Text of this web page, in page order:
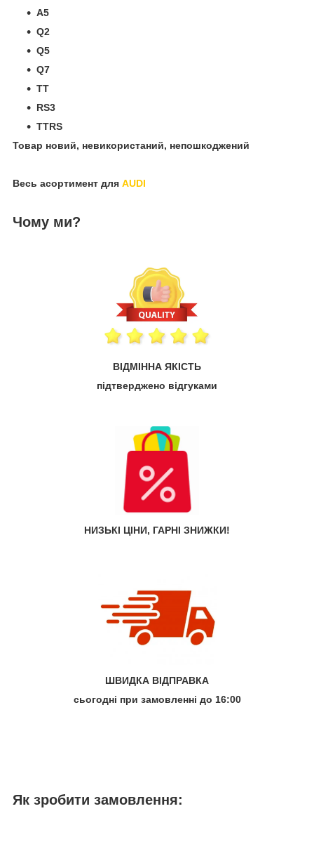
A5
Q2
Q5
Q7
TT
RS3
TTRS
Товар новий, невикористаний, непошкоджений
Весь асортимент для AUDI
Чому ми?
ВІДМІННА ЯКІСТЬ
підтверджено відгуками
НИЗЬКІ ЦІНИ, ГАРНІ ЗНИЖКИ!
ШВИДКА ВІДПРАВКА
сьогодні при замовленні до 16:00
Як зробити замовлення: